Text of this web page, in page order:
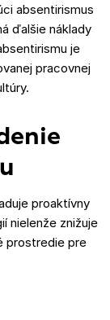
absentirismus
ďalšie náklady
je
pracovnej
proaktívny
nielenže znižuje
prostredie pre